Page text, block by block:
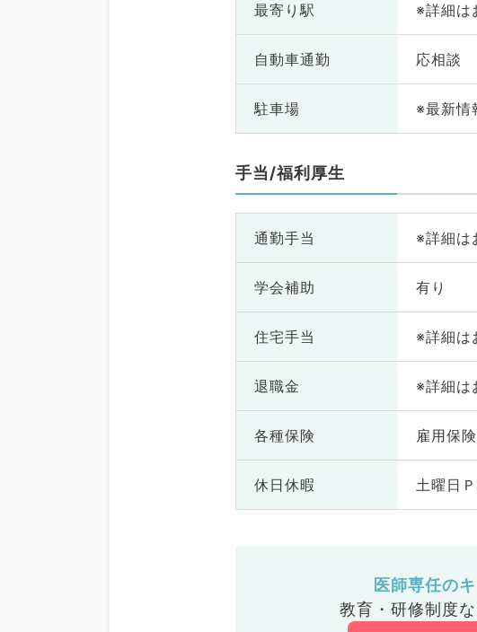
最寄り駅 ※詳細は
自動車通勤 応相談
駐車場 ※最新情
手当/福利厚生
通勤手当 ※詳細は
学会補助 有り
住宅手当 ※詳細は
退職金 ※詳細は
各種保険 雇用保
休日休暇 土曜日
医師専任の
教育・研修制度